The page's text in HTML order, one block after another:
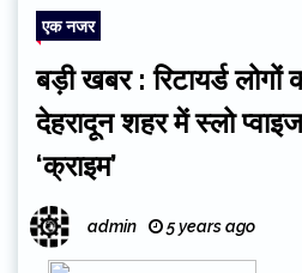
एक नजर
बड़ी खबर : रिटायर्ड
देहरादून शहर में स्लो
‘क्राइम’
admin 5 years ago